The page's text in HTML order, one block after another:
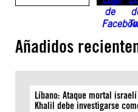
Añadidos
Líbano: Ataque mortal
Khalil debe investigarse